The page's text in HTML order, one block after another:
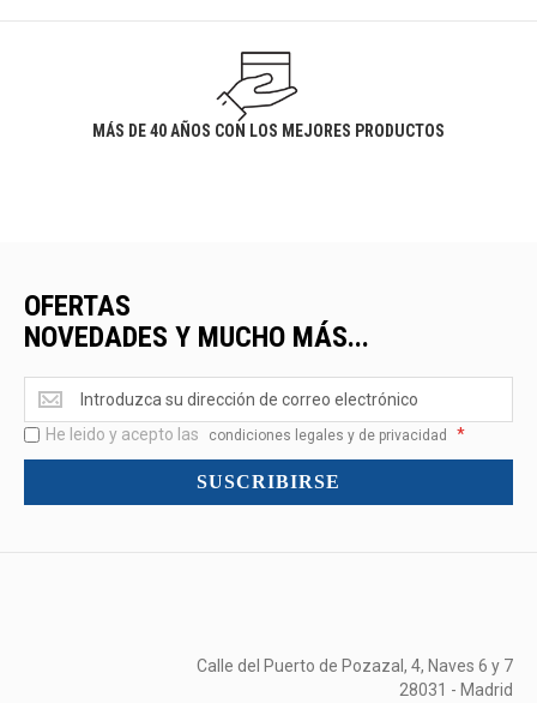
MÁS DE 40 AÑOS CON LOS MEJORES PRODUCTOS
OFERTAS
NOVEDADES Y MUCHO MÁS...
Ofertas
<br>Novedades
y
mucho
He leido y acepto las condiciones legales y de privacidad *
SUSCRIBIRSE
Calle del Puerto de Pozazal, 4, Naves 6 y 7
28031 - Madrid